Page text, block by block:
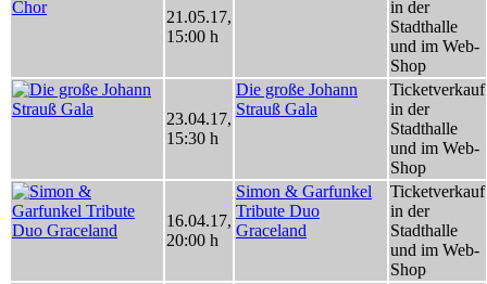
21.05.17,
15:00 h
in der
Stadthalle
und im Web-
Shop
23.04.17,
15:30 h
Die große Johann
Strauß Gala
Ticketverkauf
in der
Stadthalle
und im Web-
Shop
16.04.17,
20:00 h
Simon & Garfunkel
Tribute Duo
Graceland
Ticketverkauf
in der
Stadthalle
und im Web-
Shop